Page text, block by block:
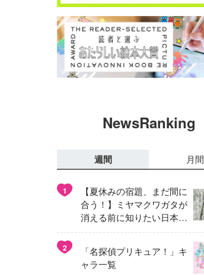
NewsRanking
週間 月間
1
【夏休みの宿題、まだ間に
合う！】ミヤマクワガタが
消える前に知りたい日本の
異変
2
「名探偵プリキュア！」キ
ャラ一覧